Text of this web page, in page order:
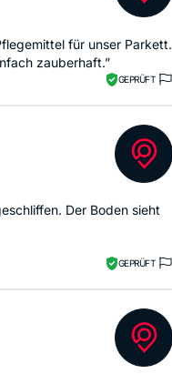
für unser Parkett.
zauberhaft.”
GEPRÜFT
Der Boden sieht
GEPRÜFT